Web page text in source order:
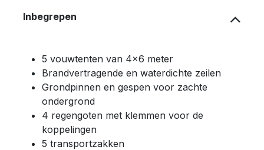
Inbegrepen
5 vouwtenten van 4×6 meter
Brandvertragende en waterdichte zeilen
Grondpinnen en gespen voor zachte
ondergrond
4 regengoten met klemmen voor de
koppelingen
5 transportzakken